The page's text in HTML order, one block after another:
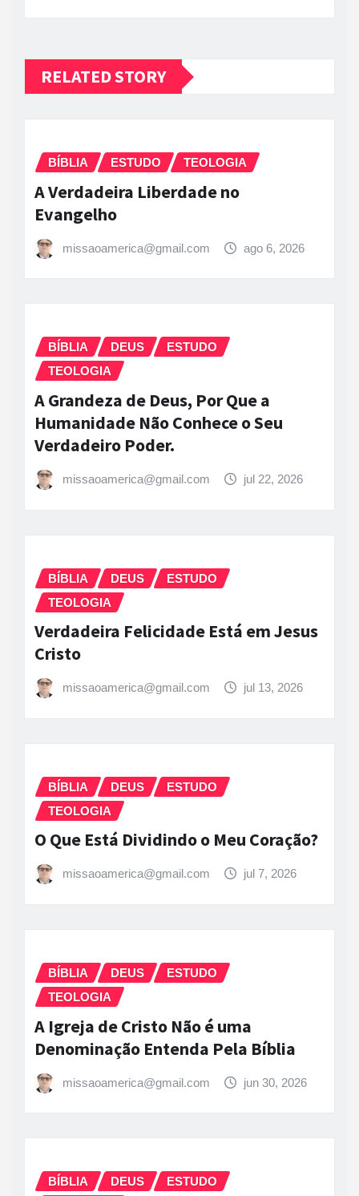
RELATED STORY
BÍBLIA ESTUDO TEOLOGIA
A Verdadeira Liberdade no
Evangelho
missaoamerica@gmail.com ago 6, 2026
BÍBLIA DEUS
ESTUDO
TEOLOGIA
A Grandeza de Deus, Por Que a
Humanidade Não Conhece o Seu
Verdadeiro Poder.
missaoamerica@gmail.com jul 22, 2026
BÍBLIA DEUS
ESTUDO
TEOLOGIA
Verdadeira Felicidade Está em Jesus
Cristo
missaoamerica@gmail.com jul 13, 2026
BÍBLIA DEUS
ESTUDO
TEOLOGIA
O Que Está Dividindo o Meu Coração?
missaoamerica@gmail.com jul 7, 2026
BÍBLIA DEUS
ESTUDO
TEOLOGIA
A Igreja de Cristo Não é uma
Denominação Entenda Pela Bíblia
missaoamerica@gmail.com jun 30, 2026
BÍBLIA DEUS
ESTUDO